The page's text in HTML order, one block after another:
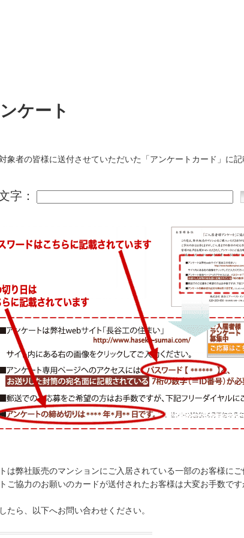
ケート
象者の皆様に送付させていただいた「アンケートカード」に
字：
は弊社販売のマンションにご入居されている一部のお客様にご
ご協力のお願いのカードが送付されたお客様は大変お手数で
たら、以下へお問い合わせください。